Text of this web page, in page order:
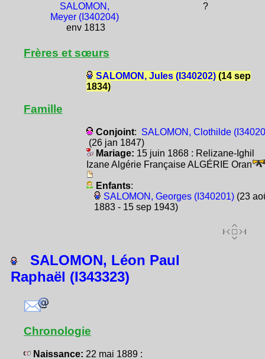
SALOMON,
Meyer (I340204)
env 1813
?
Frères et sœurs
SALOMON, Jules (I340202)(14 sep
1834)
Famille
Conjoint: SALOMON, Clothilde
(26 jan 1847)
Mariage: 15 juin 1868 : Relizane-Ighil
Izane Algérie Française ALGÉRIE Oran
Enfants:
SALOMON, Georges (I340201)(23
1883 - 15 sep 1943)
SALOMON, Léon Paul
Raphaël (I343323)
Chronologie
Naissance: 22 mai 1889 :